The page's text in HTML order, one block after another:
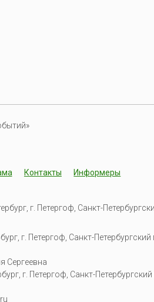
Контакты Информеры
г. Петергоф, Санкт-
г. Петергоф, Санкт-
Сергеевна
г. Петергоф, Санкт-